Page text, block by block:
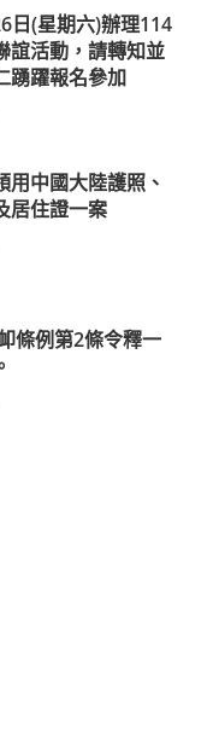
日(星期六)辦理114
誼活動，請轉知並
踴躍報名參加
中國大陸護照、
居住證一案
條例第2條令釋一